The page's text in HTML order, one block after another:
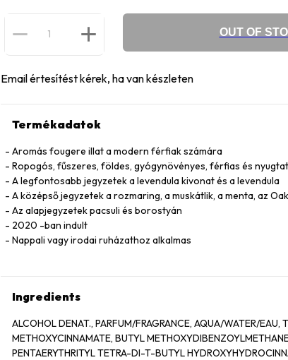
OUT OF
Email értesítést kérek, ha van készleten
Termékadatok
Aromás fougere illat a modern férfiak számára
Ropogós, fűszeres, földes, gyógynövényes, férfias és
A legfontosabb jegyzetek a levendula kivonat és a levendula
A középső jegyzetek a rozmaring, a muskátlik, a menta, az
Az alapjegyzetek pacsuli és borostyán
2020 -ban indult
Nappali vagy irodai ruházathoz alkalmas
Ingredients
ALCOHOL DENAT., PARFUM/FRAGRANCE, AQUA/WATER/EAU,
METHOXYCINNAMATE, BUTYL
PENTAERYTHRITYL TETRA-DI-T-BUTYL